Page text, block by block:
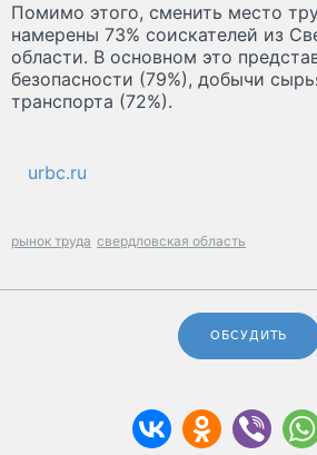
Помимо этого, сменить место
намерены 73% соискателей из
области. В основном это
безопасности (79%), добычи
транспорта (72%).
urbc.ru
рынок труда свердловская область
ОБСУДИТЬ